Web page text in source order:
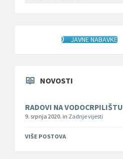
JAVNE NABAVKE
NOVOSTI
RADOVI NA VODOCRPILIŠTU
9. srpnja 2020. in Zadnje vijesti
VIŠE POSTOVA